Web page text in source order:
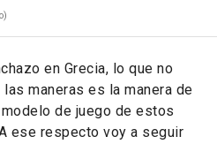
en Grecia, lo que no
maneras es la manera de
de juego de estos
ese respecto voy a seguir